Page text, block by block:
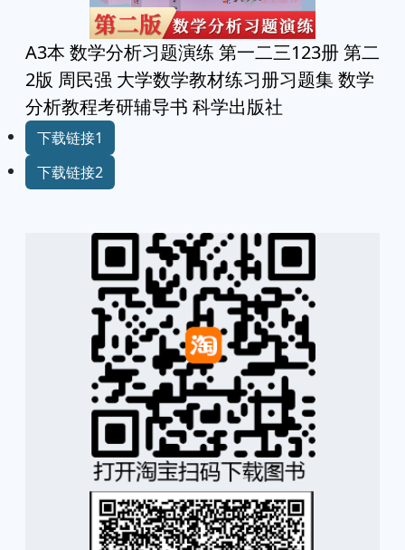
A3本 数学分析习题演练 第一二三123册 第二
2版 周民强 大学数学教材练习册习题集 数学
分析教程考研辅导书 科学出版社
下载链接1
下载链接2